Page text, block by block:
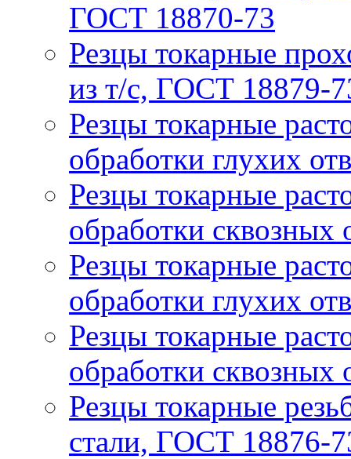
ГОСТ 18870-73
Резцы токарные
из т/с, ГОСТ 18879-
Резцы токарные
обработки глухих
Резцы токарные
обработки
Резцы токарные
обработки глухих
Резцы токарные
обработки
Резцы токарные
стали, ГОСТ 18876-